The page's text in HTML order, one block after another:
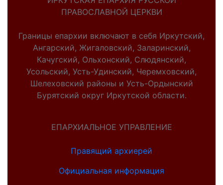
ПРАВОСЛАВНОЙ ЦЕРКВИ
Границы епархии включают в себя Иркутский,
Ангарский, Жигаловский, Заларинский,
Качугский, Ольхонский, Слюдянский,
Усольский, Усть-Удинский, Черемховский,
Шелеховский районы и Усть-Ордынский
Бурятский округ Иркутской области.
ЕПАРХИАЛЬНОЕ УПРАВЛЕНИЕ
Правящий архиерей
Официальная информация